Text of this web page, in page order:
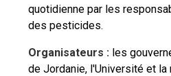
quotidienne par les
des pesticides.
Organisateurs : les
de Jordanie, l'Université et la